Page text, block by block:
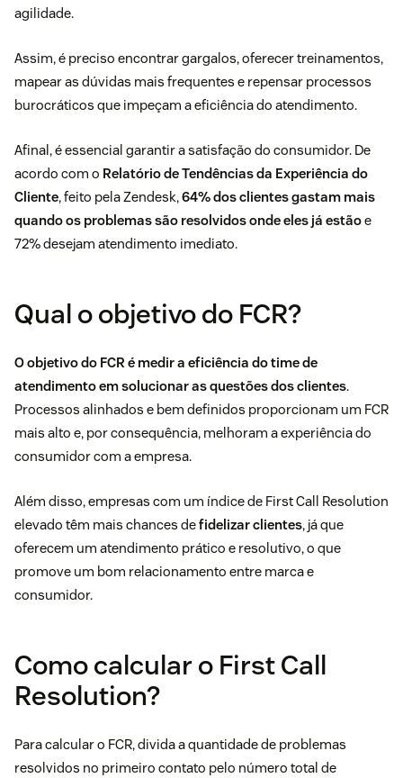
agilidade.
Assim, é preciso encontrar gargalos, oferecer treinamentos,
mapear as dúvidas mais frequentes e repensar processos
burocráticos que impeçam a eficiência do atendimento.
Afinal, é essencial garantir a satisfação do consumidor. De
acordo com o Relatório de Tendências da Experiência do
Cliente, feito pela Zendesk,64% dos clientes gastam mais
quando os problemas são resolvidos onde eles já estãoe
72% desejam atendimento imediato.
Qual o objetivo do FCR?
O objetivo do FCR é medir a eficiência do time de
atendimento em solucionar as questões dos clientes.
Processos alinhados e bem definidos proporcionam um FCR
mais alto e, por consequência, melhoram a experiência do
consumidor com a empresa.
Além disso, empresas com um índice de First Call Resolution
elevado têm mais chances defidelizar clientes, já que
oferecem um atendimento prático e resolutivo, o que
promove um bom relacionamento entre marca e
consumidor.
Como calcular o First Call
Resolution?
Para calcular o FCR, divida a quantidade de problemas
resolvidos no primeiro contato pelo número total de